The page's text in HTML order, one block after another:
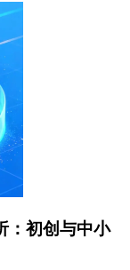
：初创与中小